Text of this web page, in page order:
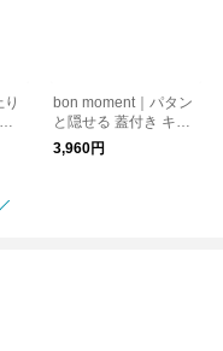
bon moment｜パタン
と隠せる 蓋付き キャ
スター付き収納
3,960円